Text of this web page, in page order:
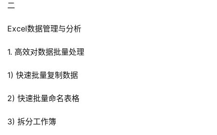
二
Excel数据管理与分析
1. 高效对数据批量处理
1) 快速批量复制数据
2) 快速批量命名表格
3) 拆分工作簿